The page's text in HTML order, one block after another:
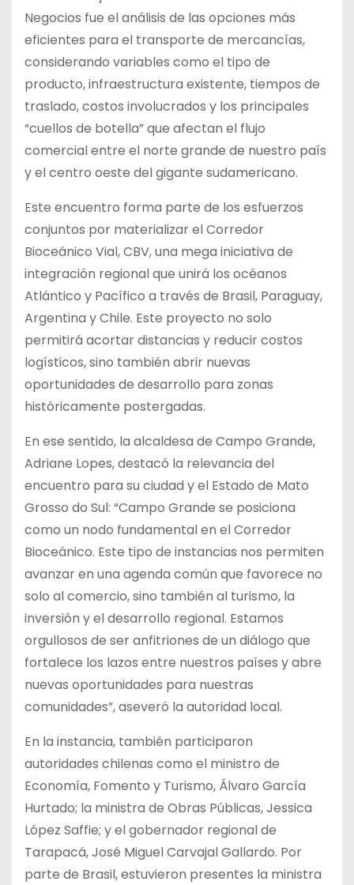
Negocios fue el análisis de las opciones más
eficientes para el transporte de mercancías,
considerando variables como el tipo de
producto, infraestructura existente, tiempos de
traslado, costos involucrados y los principales
“cuellos de botella” que afectan el flujo
comercial entre el norte grande de nuestro país
y el centro oeste del gigante sudamericano.
Este encuentro forma parte de los esfuerzos
conjuntos por materializar el Corredor
Bioceánico Vial, CBV, una mega iniciativa de
integración regional que unirá los océanos
Atlántico y Pacífico a través de Brasil, Paraguay,
Argentina y Chile. Este proyecto no solo
permitirá acortar distancias y reducir costos
logísticos, sino también abrir nuevas
oportunidades de desarrollo para zonas
históricamente postergadas.
En ese sentido, la alcaldesa de Campo Grande,
Adriane Lopes, destacó la relevancia del
encuentro para su ciudad y el Estado de Mato
Grosso do Sul: “Campo Grande se posiciona
como un nodo fundamental en el Corredor
Bioceánico. Este tipo de instancias nos permiten
avanzar en una agenda común que favorece no
solo al comercio, sino también al turismo, la
inversión y el desarrollo regional. Estamos
orgullosos de ser anfitriones de un diálogo que
fortalece los lazos entre nuestros países y abre
nuevas oportunidades para nuestras
comunidades”, aseveró la autoridad local.
En la instancia, también participaron
autoridades chilenas como el ministro de
Economía, Fomento y Turismo, Álvaro García
Hurtado; la ministra de Obras Públicas, Jessica
López Saffie; y el gobernador regional de
Tarapacá, José Miguel Carvajal Gallardo. Por
parte de Brasil, estuvieron presentes la ministra